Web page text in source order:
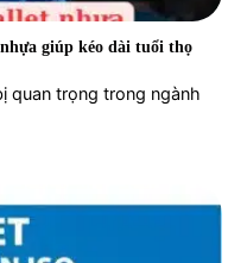
giúp kéo dài tuổi thọ
quan trọng trong ngành